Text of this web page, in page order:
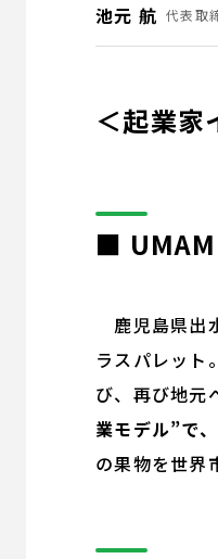
池元 航 代表取
＜起業家
■
鹿児島県出
ラスパレット
び、再び地元
業モデル”で
の果物を世界